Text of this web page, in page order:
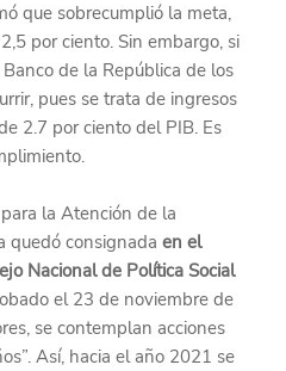
que sobrecumplió la meta,
por ciento. Sin embargo, si
de la República de los
pues se trata de ingresos
2.7 por ciento del PIB. Es
la Atención de la
quedó consignada en el
Nacional de Política Social
el 23 de noviembre de
se contemplan acciones
Así, hacia el año 2021 se